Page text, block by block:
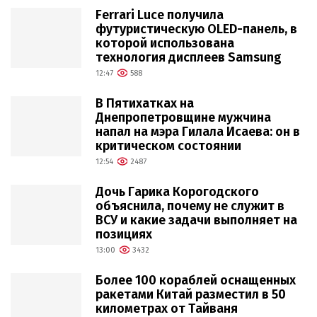
Ferrari Luce получила
футуристическую OLED-панель, в
которой использована
технология дисплеев Samsung
12:47 588
В Пятихатках на
Днепропетровщине мужчина
напал на мэра Гилала Исаева: он в
критическом состоянии
12:54 2487
Дочь Гарика Корогодского
объяснила, почему не служит в
ВСУ и какие задачи выполняет на
позициях
13:00 3432
Более 100 кораблей оснащенных
ракетами Китай разместил в 50
километрах от Тайваня